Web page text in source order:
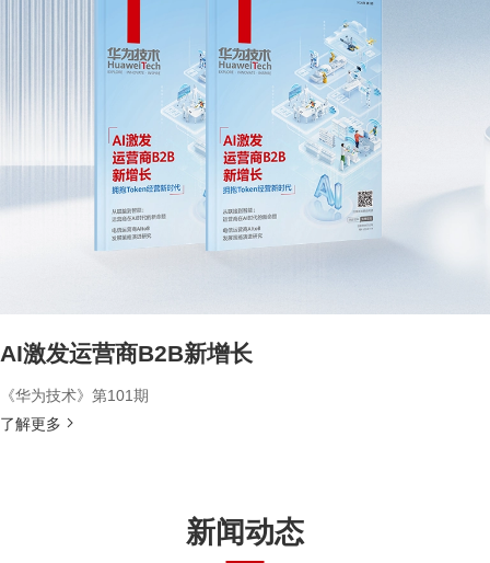
AI激发运营商B2B新增长
《华为技术》第101期
了解更多
新闻动态